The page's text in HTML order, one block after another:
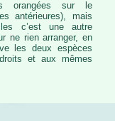
orangées sur le
antérieures), mais
c’est une autre
ne rien arranger, en
les deux espèces
et aux mêmes